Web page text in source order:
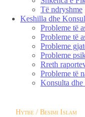
Të ndryshme
Keshilla dhe
Probleme të
Probleme të
Probleme
Probleme
Rreth
Probleme të
Konsulta dhe
Hytbe / Besimi Islam